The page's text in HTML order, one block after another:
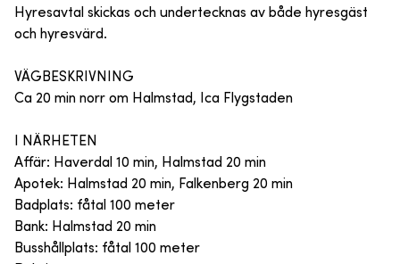
Hyresavtal skickas och undertecknas av både hyresgäst
och hyresvärd.
VÄGBESKRIVNING
Ca 20 min norr om Halmstad, Ica Flygstaden
I NÄRHETEN
Affär: Haverdal 10 min, Halmstad 20 min
Apotek: Halmstad 20 min, Falkenberg 20 min
Badplats: fåtal 100 meter
Bank: Halmstad 20 min
Busshållplats: fåtal 100 meter